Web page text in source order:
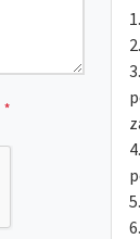
*